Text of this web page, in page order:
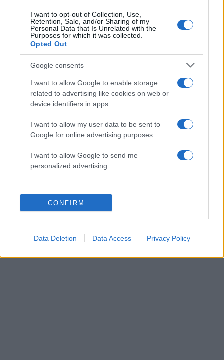
I want to opt-out of Collection, Use,
Retention, Sale, and/or Sharing of my
Personal Data that Is Unrelated with the
Purposes for which it was collected.
Opted Out
Google consents
I want to allow Google to enable storage
related to advertising like cookies on web or
device identifiers in apps.
I want to allow my user data to be sent to
Google for online advertising purposes.
I want to allow Google to send me
personalized advertising.
CONFIRM
Data Deletion Data Access Privacy Policy
δημιουργικά όνειρα που έχω»
08.08.2026